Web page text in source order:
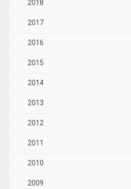
2018
2017
2016
2015
2014
2013
2012
2011
2010
2009